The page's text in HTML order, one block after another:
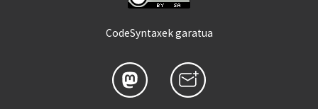
CodeSyntaxek garatua